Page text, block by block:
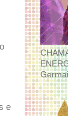
e